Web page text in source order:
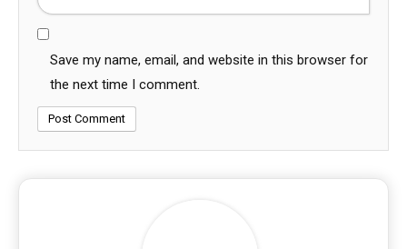
Save my name, email, and website in this browser for
the next time I comment.